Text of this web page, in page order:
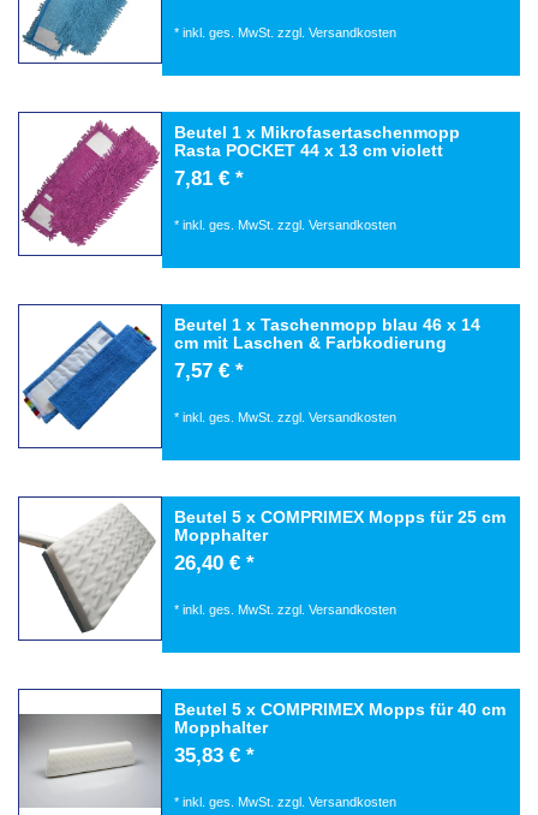
* inkl. ges. MwSt. zzgl. Versandkosten
Beutel 1 x Mikrofasertaschenmopp
Rasta POCKET 44 x 13 cm violett
7,81 € *
* inkl. ges. MwSt. zzgl. Versandkosten
Beutel 1 x Taschenmopp blau 46 x 14
cm mit Laschen & Farbkodierung
7,57 € *
* inkl. ges. MwSt. zzgl. Versandkosten
Beutel 5 x COMPRIMEX Mopps für 25 cm
Mopphalter
26,40 € *
* inkl. ges. MwSt. zzgl. Versandkosten
Beutel 5 x COMPRIMEX Mopps für 40 cm
Mopphalter
35,83 € *
* inkl. ges. MwSt. zzgl. Versandkosten